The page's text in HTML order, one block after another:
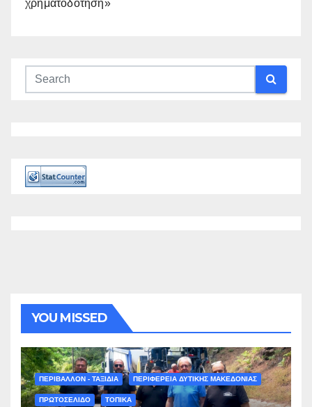
χρηματοδότηση»
YOU MISSED
ΠΕΡΙΒΑΛΛΟΝ - ΤΑΞΙΔΙΑ ΠΕΡΙΦΕΡΕΙΑ ΔΥΤΙΚΗΣ ΜΑΚΕΔΟΝΙΑΣ
ΠΡΩΤΟΣΕΛΙΔΟ ΤΟΠΙΚΑ